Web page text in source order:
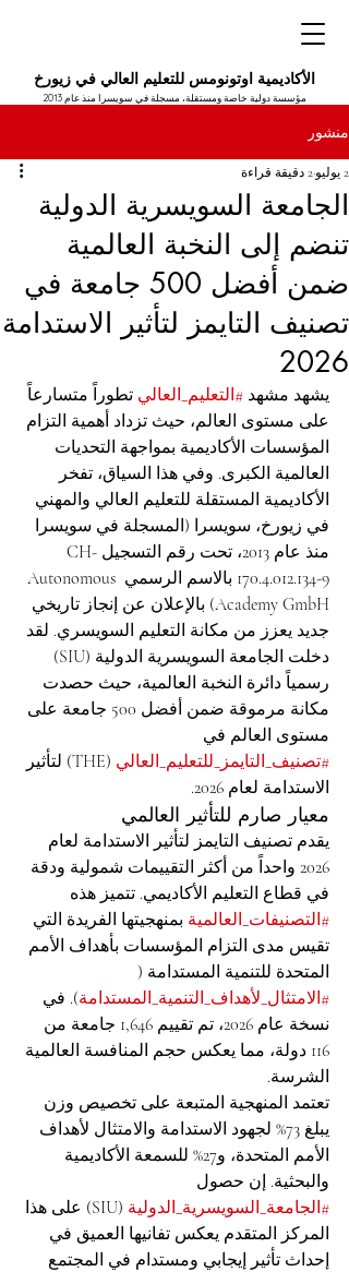
الأكاديمية اوتونومس للتعليم العالي في زيورخ
مؤسسة دولية خاصة ومستقلة، مسجلة في سويسرا منذ عام 2013
منشور
الجامعة السويسرية الدولية
تنضم إلى النخبة العالمية
ضمن أفضل 500 جامعة في
تصنيف التايمز لتأثير الاستدامة
2026
2 يوليو 2 دقيقة قراءة
يشهد مشهد #التعليم_العالي تطوراً متسارعاً
على مستوى العالم، حيث تزداد أهمية التزام
المؤسسات الأكاديمية بمواجهة التحديات
العالمية الكبرى. وفي هذا السياق، تفخر
الأكاديمية المستقلة للتعليم العالي والمهني
في زيورخ، سويسرا (المسجلة في سويسرا
منذ عام 2013، تحت رقم التسجيل CH-
170.4.012.134-9 بالاسم الرسمي Autonomous
Academy GmbH) بالإعلان عن إنجاز تاريخي
جديد يعزز من مكانة التعليم السويسري. لقد
دخلت الجامعة السويسرية الدولية (SIU)
رسمياً دائرة النخبة العالمية، حيث حصدت
مكانة مرموقة ضمن أفضل 500 جامعة على
مستوى العالم في
#تصنيف_التايمز_للتعليم_العالي
(THE) لتأثير
الاستدامة لعام 2026.
معيار صارم للتأثير العالمي
يقدم تصنيف التايمز لتأثير الاستدامة لعام
2026 واحداً من أكثر التقييمات شمولية ودقة
في قطاع التعليم الأكاديمي. تتميز هذه
#التصنيفات_العالمية بمنهجيتها الفريدة التي
تقيس مدى التزام المؤسسات بأهداف الأمم
المتحدة للتنمية المستدامة (
#الامتثال_لأهداف_التنمية_المستدامة). في
نسخة عام 2026، تم تقييم 1,646 جامعة من
116 دولة، مما يعكس حجم المنافسة العالمية
الشرسة.
تعتمد المنهجية المتبعة على تخصيص وزن
يبلغ 73% لجهود الاستدامة والامتثال لأهداف
الأمم المتحدة، و27% للسمعة الأكاديمية
والبحثية. إن حصول
#الجامعة_السويسرية_الدولية
(SIU) على هذا
المركز المتقدم يعكس تفانيها العميق في
إحداث تأثير إيجابي ومستدام في المجتمع